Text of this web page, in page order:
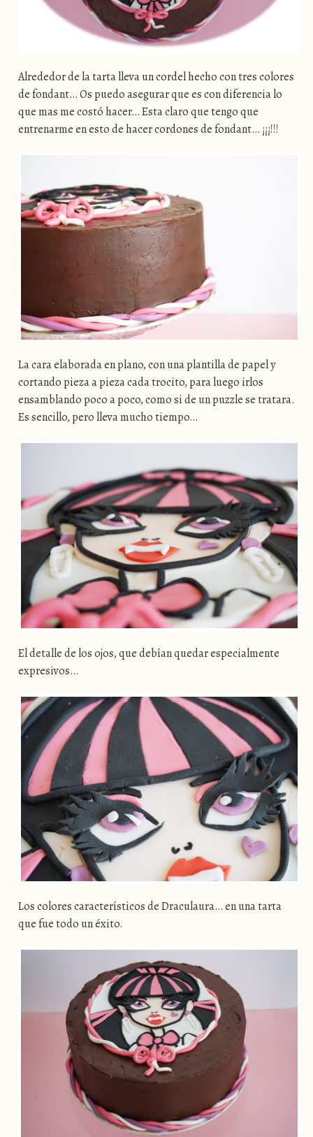
Alrededor de la tarta lleva un cordel hecho con tres colores
de fondant… Os puedo asegurar que es con diferencia lo
que mas me costó hacer… Esta claro que tengo que
entrenarme en esto de hacer cordones de fondant… ¡¡¡!!!
La cara elaborada en plano, con una plantilla de papel y
cortando pieza a pieza cada trocito, para luego irlos
ensamblando poco a poco, como si de un puzzle se tratara.
Es sencillo, pero lleva mucho tiempo…
El detalle de los ojos, que debían quedar especialmente
expresivos…
Los colores característicos de Draculaura… en una tarta
que fue todo un éxito.